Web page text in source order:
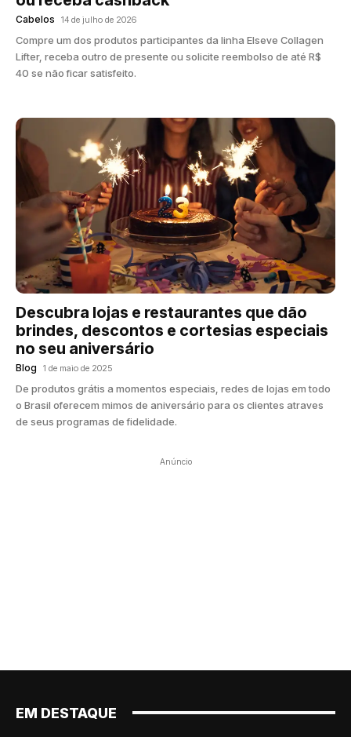
Cabelos 14 de julho de 2026
Compre um dos produtos participantes da linha Elseve Collagen
Lifter, receba outro de presente ou solicite reembolso de até R$
40 se não ficar satisfeito.
Descubra lojas e restaurantes que dão
brindes, descontos e cortesias especiais
no seu aniversário
Blog 1 de maio de 2025
De produtos grátis a momentos especiais, redes de lojas em todo
o Brasil oferecem mimos de aniversário para os clientes atraves
de seus programas de fidelidade.
Anúncio
EM DESTAQUE